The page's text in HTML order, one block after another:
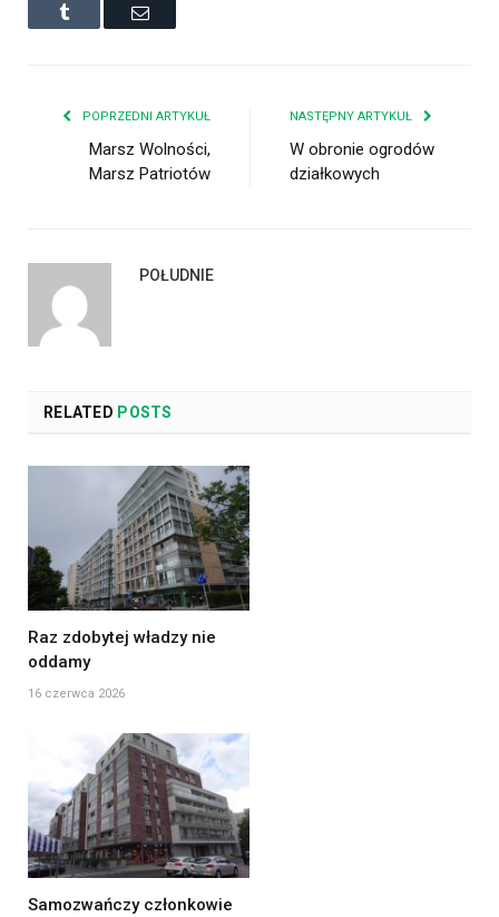
Tumblr Email
POPRZEDNI ARTYKUŁ
Marsz Wolności,
Marsz Patriotów
NASTĘPNY ARTYKUŁ
W obronie ogrodów
działkowych
POŁUDNIE
RELATED POSTS
Raz zdobytej władzy nie
oddamy
16 czerwca 2026
Samozwańczy członkowie